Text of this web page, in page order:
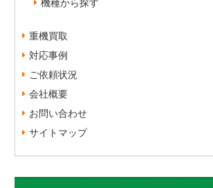
重機買取
対応事例
ご依頼状況
会社概要
お問い合わせ
サイトマップ